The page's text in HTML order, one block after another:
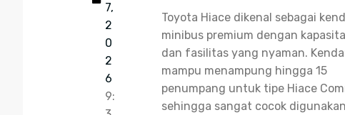
7,
2
0
2
6
9:
Toyota Hiace dikenal sebagai
minibus premium dengan
dan fasilitas yang nyaman.
mampu menampung hingga 15
penumpang untuk tipe Hiace
sehingga sangat cocok